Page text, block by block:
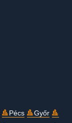
Pécs
Győr